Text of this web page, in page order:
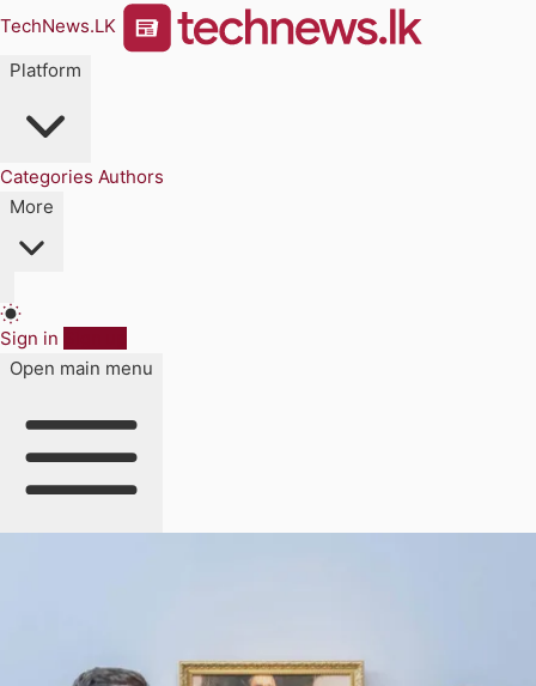
TechNews.LK
Platform
Categories Authors
More
Sign in
Open main menu